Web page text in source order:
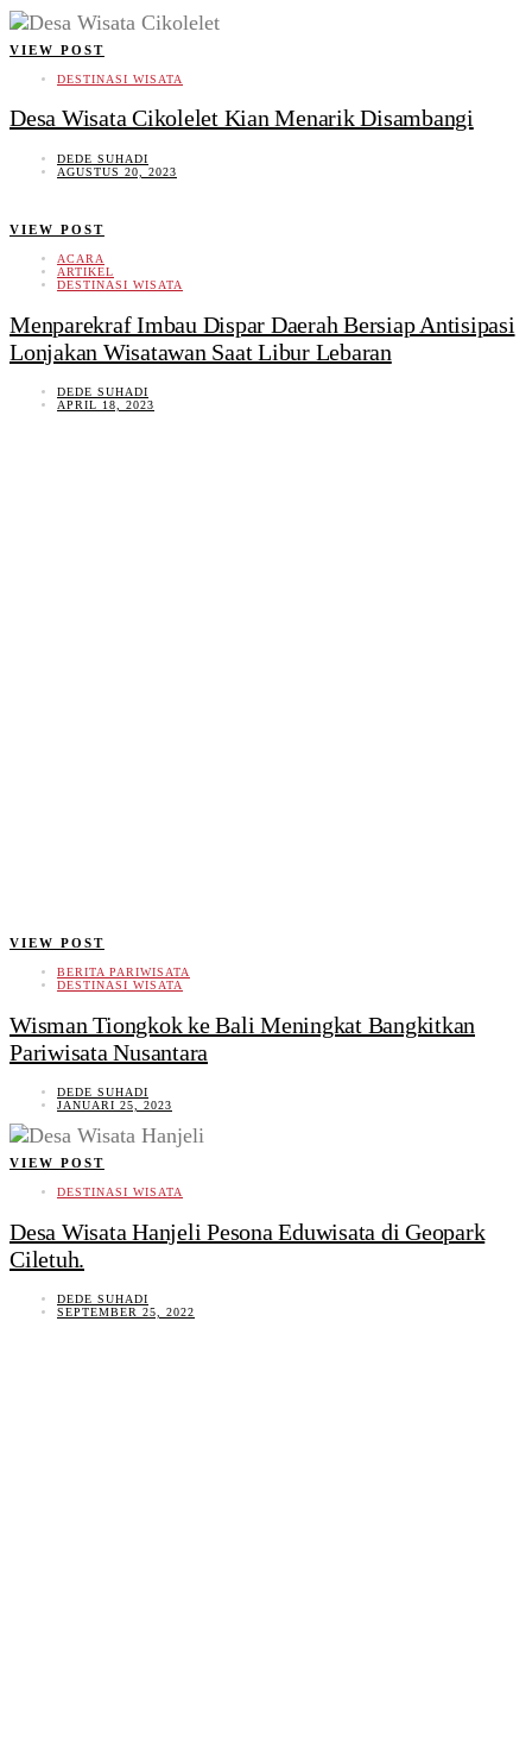
VIEW POST
DESTINASI WISATA
Desa Wisata Cikolelet Kian Menarik Disambangi
DEDE SUHADI
AGUSTUS 20, 2023
VIEW POST
ACARA
ARTIKEL
DESTINASI WISATA
Menparekraf Imbau Dispar Daerah Bersiap Antisipasi
Lonjakan Wisatawan Saat Libur Lebaran
DEDE SUHADI
APRIL 18, 2023
VIEW POST
BERITA PARIWISATA
DESTINASI WISATA
Wisman Tiongkok ke Bali Meningkat Bangkitkan
Pariwisata Nusantara
DEDE SUHADI
JANUARI 25, 2023
VIEW POST
DESTINASI WISATA
Desa Wisata Hanjeli Pesona Eduwisata di Geopark
Ciletuh.
DEDE SUHADI
SEPTEMBER 25, 2022